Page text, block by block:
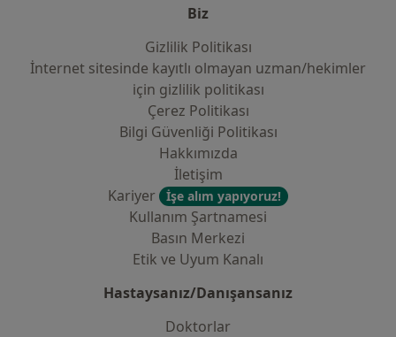
Biz
Gizlilik Politikası
İnternet sitesinde kayıtlı olmayan uzman/hekimler
i̇çin gizlilik politikası
Çerez Politikası
Bilgi Güvenliği Politikası
Hakkımızda
İletişim
Kariyer
İşe alım yapıyoruz!
Kullanım Şartnamesi
Basın Merkezi
Etik ve Uyum Kanalı
Hastaysanız/Danışansanız
Doktorlar